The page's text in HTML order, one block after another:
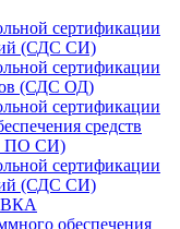
сертификации
(СДС СИ)
сертификации
(СДС ОД)
сертификации
средств
ПО СИ)
сертификации
(СДС СИ)
обеспечения